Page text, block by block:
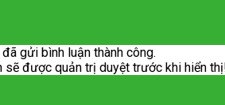
đã gửi bình luận thành công.
sẽ được quản trị duyệt trước khi hiển